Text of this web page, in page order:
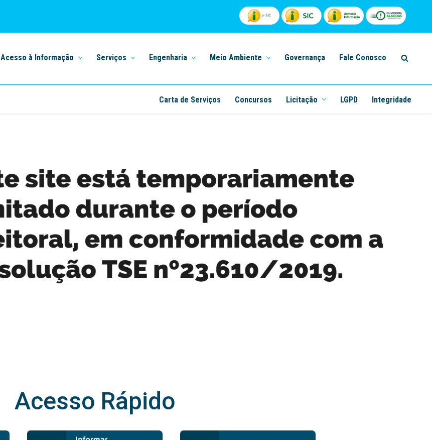
Acesso à Informação Serviços Engenharia Meio Ambiente Governança Fale Conosco
Carta de Serviços Concursos Licitação LGPD Integridade
Acesso Rápido